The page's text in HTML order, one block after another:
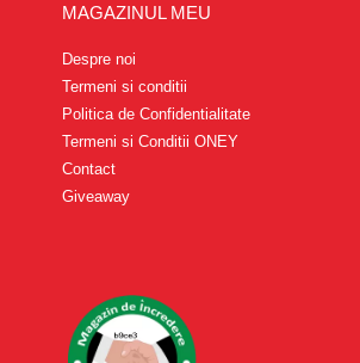
MAGAZINUL MEU
Despre noi
Termeni si conditii
Politica de Confidentialitate
Termeni si Conditii ONEY
Contact
Giveaway